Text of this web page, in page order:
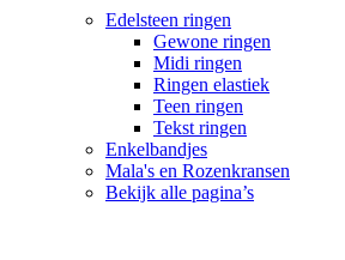
Edelsteen ringen
Gewone ringen
Midi ringen
Ringen elastiek
Teen ringen
Tekst ringen
Enkelbandjes
Mala's en Rozenkransen
Bekijk alle pagina’s